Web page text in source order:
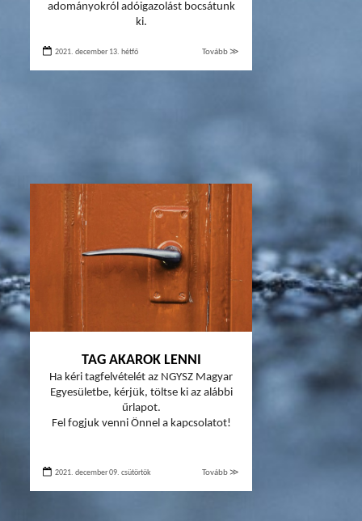
adományokról adóigazolást bocsátunk
ki.
2021. december 13. hétfő Tovább ≫
TAG AKAROK LENNI
Ha kéri tagfelvételét az NGYSZ Magyar
Egyesületbe, kérjük, töltse ki az alábbi
űrlapot.
Fel fogjuk venni Önnel a kapcsolatot!
2021. december 09. csütörtök Tovább ≫